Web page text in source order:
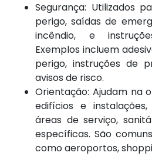
Segurança: Utilizados
perigo, saídas de
incêndio, e
Exemplos incluem
perigo, instruções de
avisos de risco.
Orientação: Ajudam na
edifícios e instalações,
áreas de serviço,
específicas. São
como aeroportos,